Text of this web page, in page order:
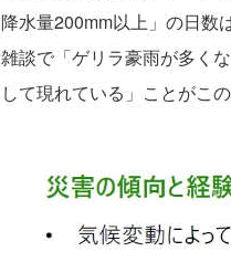
降水量200mm以上」の日数
雑談で「ゲリラ豪雨が多く
して現れている」ことがこ